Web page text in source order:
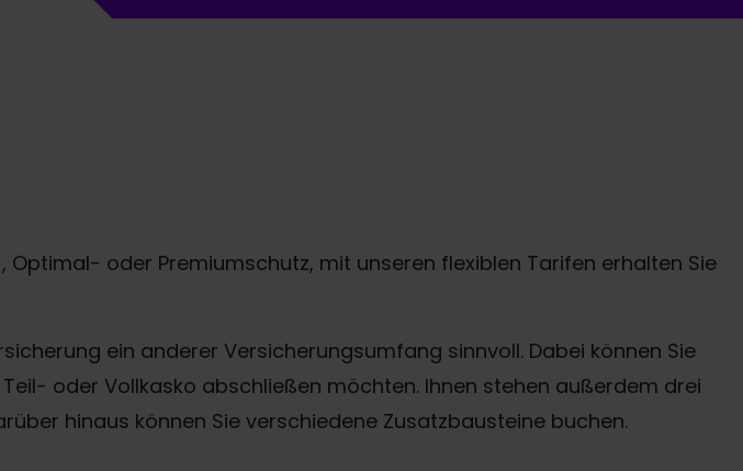
oder Premiumschutz, mit unseren flexiblen Tarifen erhalten Sie
ein anderer Versicherungsumfang sinnvoll. Dabei können Sie
oder Vollkasko abschließen möchten. Ihnen stehen außerdem drei
hinaus können Sie verschiedene Zusatzbausteine buchen.